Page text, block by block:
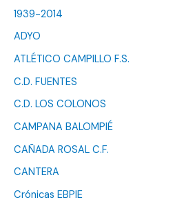
1939-2014
ADYO
ATLÉTICO CAMPILLO F.S.
C.D. FUENTES
C.D. LOS COLONOS
CAMPANA BALOMPIÉ
CAÑADA ROSAL C.F.
CANTERA
Crónicas EBPIE